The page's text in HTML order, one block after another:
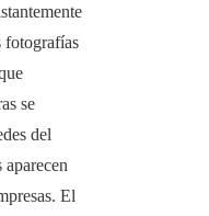
fotografías
se
del
El